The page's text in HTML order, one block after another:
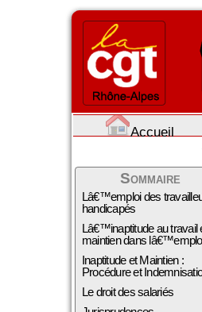
Accueil
Sommaire
Lâ€™emploi des
handicapés
Lâ€™inaptitude au travail
maintien dans
Inaptitude et Maintien :
Procédure et
Le droit des salariés